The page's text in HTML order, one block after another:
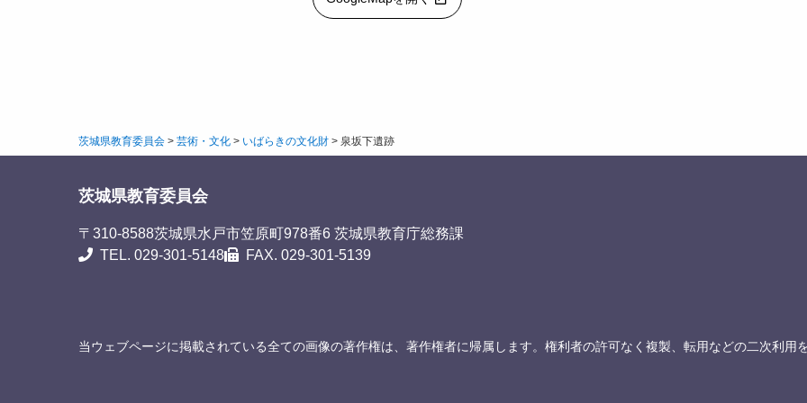
茨城県教育委員会 > 芸術・文化 > いばらきの文化財 > 泉坂下遺跡
茨城県教育委員会
〒310-8588茨城県水戸市笠原町978番6 茨城県教育庁総務課
TEL. 029-301-5148
FAX. 029-301-5139
当ウェブページに掲載されている全ての画像の著作権は、著作権者に帰属します。権利者の許可なく複製、転用などの二次利用